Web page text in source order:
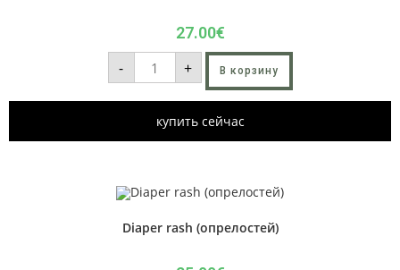
27.00€
- + В корзину
купить сейчас
Diaper rash (опрелостей)